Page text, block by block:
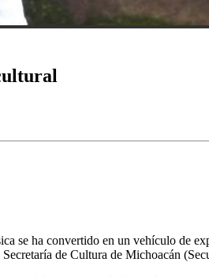
se ha convertido en un vehículo de
de Cultura de Michoacán